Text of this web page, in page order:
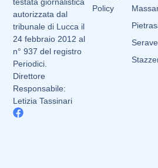
autorizzata dal
tribunale di Lucca il
24 febbraio 2012 al
n° 937 del registro
Periodici.
Direttore
Responsabile:
Letizia Tassinari
Policy